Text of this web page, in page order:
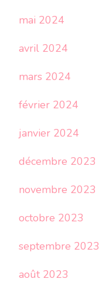
mai 2024
avril 2024
mars 2024
février 2024
janvier 2024
décembre 2023
novembre 2023
octobre 2023
septembre 2023
août 2023